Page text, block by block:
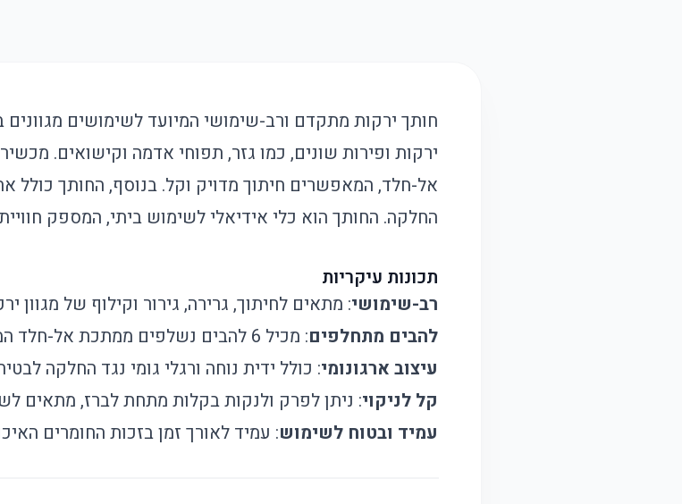
חותך ירקות מתקדם ורב-שימושי המיועד לשימושים מגוונים
ירקות ופירות שונים, כמו גזר, תפוחי אדמה וקישואים.
אל-חלד, המאפשרים חיתוך מדויק וקל. בנוסף, החותך כולל
החלקה. החותך הוא כלי אידיאלי לשימוש ביתי, המספק
תכונות עיקריות
רב-שימושי: מתאים לחיתוך, גרירה, גירור וקילוף של מגוון
להבים מתחלפים: מכיל 6 להבים נשלפים ממתכת אל-חלד המתאימים לחיתוכים שונים.
עיצוב ארגונומי: כולל ידית נוחה ורגלי גומי נגד החלקה
קל לניקוי: ניתן לפרק ולנקות בקלות מתחת לברז, מתאים
עמיד ובטוח לשימוש: עמיד לאורך זמן בזכות החומרים